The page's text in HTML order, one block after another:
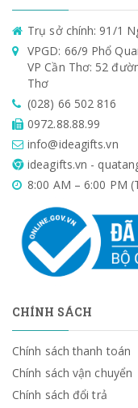
Trụ sở chính: 91/1
VPGD: 66/9 Phổ
VP Cần Thơ: 52
Thơ
(028) 66 502 816
0972.88.88.99
info@ideagifts.vn
ideagifts.vn -
8:00 AM – 6:00 PM
CHÍNH SÁCH
Chính sách thanh toán
Chính sách vận chuyển
Chính sách đổi trả